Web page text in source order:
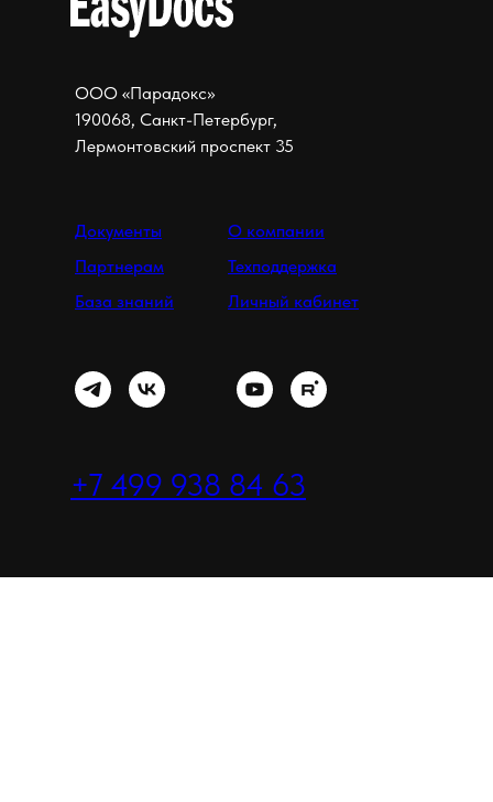
Документы
Партнерам
База знаний
О компании
Техподдержка
Личный кабинет
ООО «Парадокс»
190068, Санкт-Петербург,
Лермонтовский проспект 35
+7 499 938 84 63